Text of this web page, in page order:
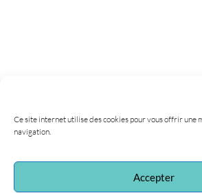
Ce site internet utilise des cookies pour vous offrir une
navigation.
Accepter